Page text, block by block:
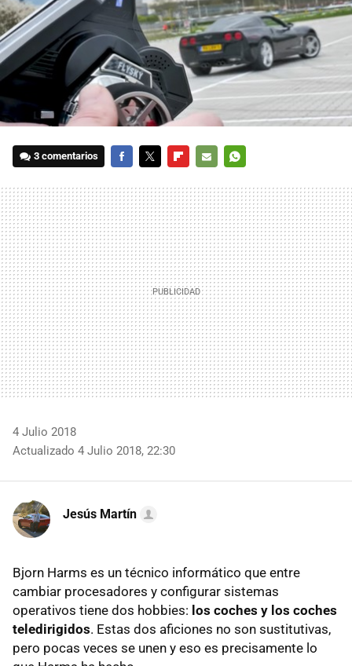
3 comentarios
MAIL
4 Julio 2018
Actualizado 4 Julio 2018, 22:30
Jesús Martín
Bjorn Harms es un técnico informático que entre
cambiar procesadores y configurar sistemas
operativos tiene dos hobbies: los coches y los coches
teledirigidos. Estas dos aficiones no son sustitutivas,
pero pocas veces se unen y eso es precisamente lo